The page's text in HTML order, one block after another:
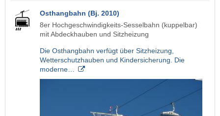
Osthangbahn (Bj. 2010)
8er Hochgeschwindigkeits-Sesselbahn (kuppelbar)
mit Abdeckhauben und Sitzheizung
Die Osthangbahn verfügt über Sitzheizung,
Wetterschutzhauben und Kindersicherung. Die
moderne…